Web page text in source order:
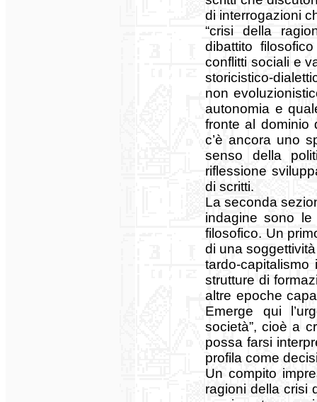
di interrogazioni
“crisi della
dibattito
conflitti sociali e
storicistico-
non
autonomia e
fronte al dominio
c’è ancora uno
senso della
riflessione
di scritti.
La seconda
indagine sono
filosofico. Un
di una
tardo-
strutture di
altre epoche
Emerge qui
società”, cioè a
possa farsi
profila come
Un compito
ragioni della crisi